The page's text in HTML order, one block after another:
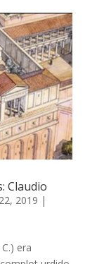
Claudio
2019 |
era